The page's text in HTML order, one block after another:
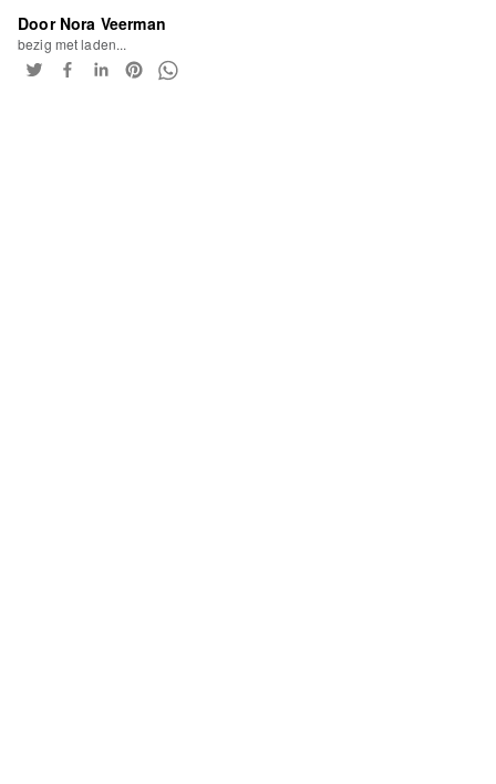
Door Nora Veerman
bezig met laden...